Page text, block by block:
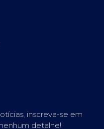
inscreva-se em
detalhe!